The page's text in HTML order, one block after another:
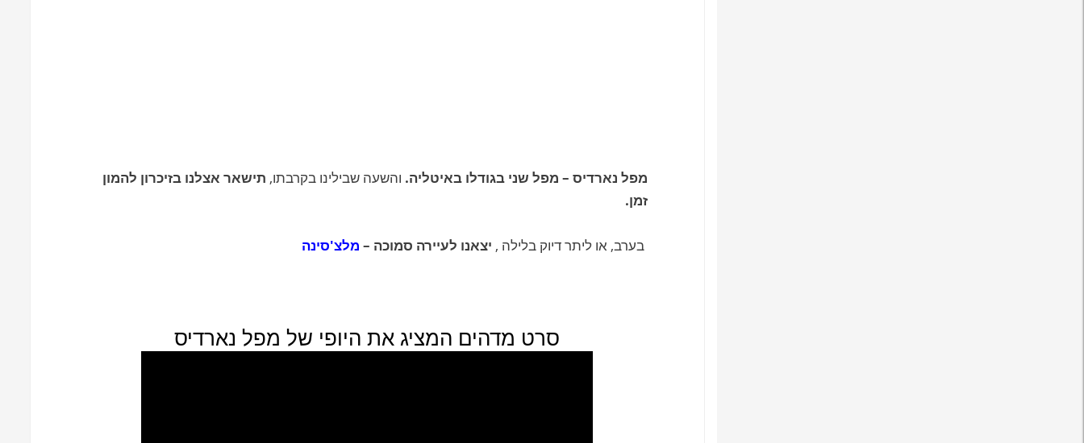
מפל נארדיס – מפל שני בגודלו באיטליה. והשעה שבילינו בקרבתו, תישאר אצלנו בזיכרון להמון
זמן.
בערב, או ליתר דיוק בלילה , יצאנו לעיירה סמוכה – מלצ'סינה
סרט מדהים המציג את היופי של מפל נארדיס